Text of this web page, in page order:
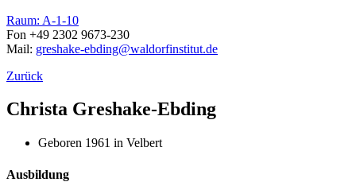
Raum: A-1-10
Fon +49 2302 9673-230
Mail: greshake-ebding@waldorfinstitut.de
Zurück
Christa Greshake-Ebding
Geboren 1961 in Velbert
Ausbildung